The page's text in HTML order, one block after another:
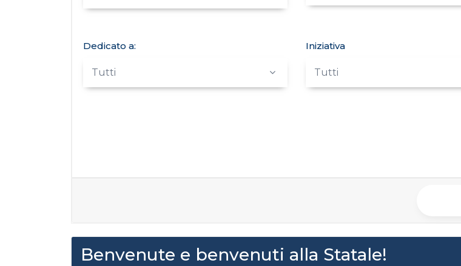
Dedicato a:
Tutti
Iniziativa
Tutti
Benvenute e benvenuti alla Statale!